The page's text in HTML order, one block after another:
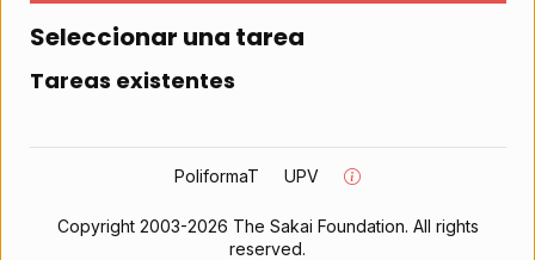
Los contenidos empiezan aquí
Seleccionar una tarea
Crear
nueva
Tareas existentes
PoliformaT UPV
Copyright 2003-2026 The Sakai Foundation. All rights
reserved.